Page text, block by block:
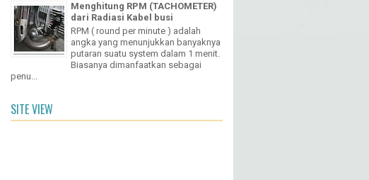
Menghitung RPM (TACHOMETER)
dari Radiasi Kabel busi
RPM ( round per minute ) adalah
angka yang menunjukkan banyaknya
putaran suatu system dalam 1 menit.
Biasanya dimanfaatkan sebagai
penu...
SITE VIEW